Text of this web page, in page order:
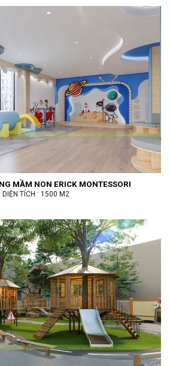
MẦM NON ERICK MONTESSORI
DIỆN TÍCH : 1500 M2